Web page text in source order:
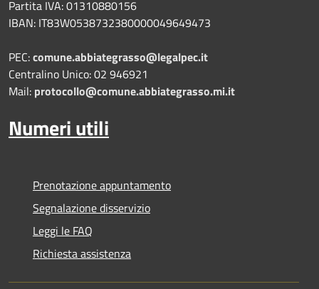
Partita IVA: 01310880156
IBAN: IT83W0538732380000049649473
PEC:comune.abbiategrasso@legalpec.it
Centralino Unico: 02 946921
Mail: protocollo@comune.abbiategrasso.mi.it
Numeri utili
Prenotazione appuntamento
Segnalazione disservizio
Leggi le FAQ
Richiesta assistenza